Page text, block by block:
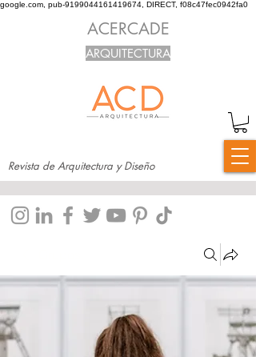
google.com, pub-9199044161419674, DIRECT, f08c47fec0942fa0
Revista de Arquitectura y Diseño
ACERCADE
ARQUITECTURA